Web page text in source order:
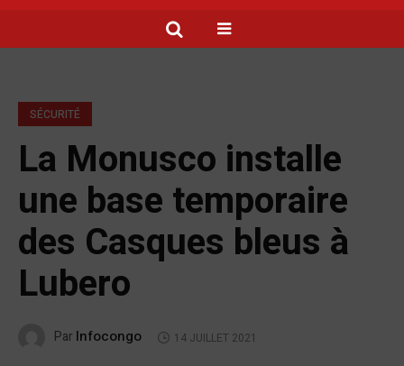
SÉCURITÉ
La Monusco installe
une base temporaire
des Casques bleus à
Lubero
Par Infocongo 14 JUILLET 2021